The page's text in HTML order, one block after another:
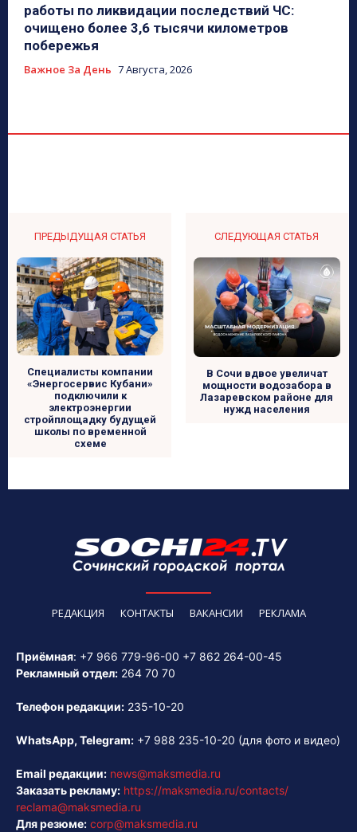
работы по ликвидации последствий ЧС:
очищено более 3,6 тысячи километров
побережья
Важное За День 7 Августа, 2026
ПРЕДЫДУЩАЯ СТАТЬЯ
Специалисты компании
«Энергосервис Кубани»
подключили к
электроэнергии
стройплощадку будущей
школы по временной
схеме
СЛЕДУЮЩАЯ СТАТЬЯ
В Сочи вдвое увеличат
мощности водозабора в
Лазаревском районе для
нужд населения
РЕДАКЦИЯ КОНТАКТЫ ВАКАНСИИ РЕКЛАМА
Приёмная: +7 966 779-96-00 +7 862 264-00-45
Рекламный отдел: 264 70 70
Телефон редакции: 235-10-20
WhatsApp, Telegram: +7 988 235-10-20 (для фото и видео)
Email редакции: news@maksmedia.ru
Заказать рекламу: https://maksmedia.ru/contacts/
reclama@maksmedia.ru
Для резюме: corp@maksmedia.ru